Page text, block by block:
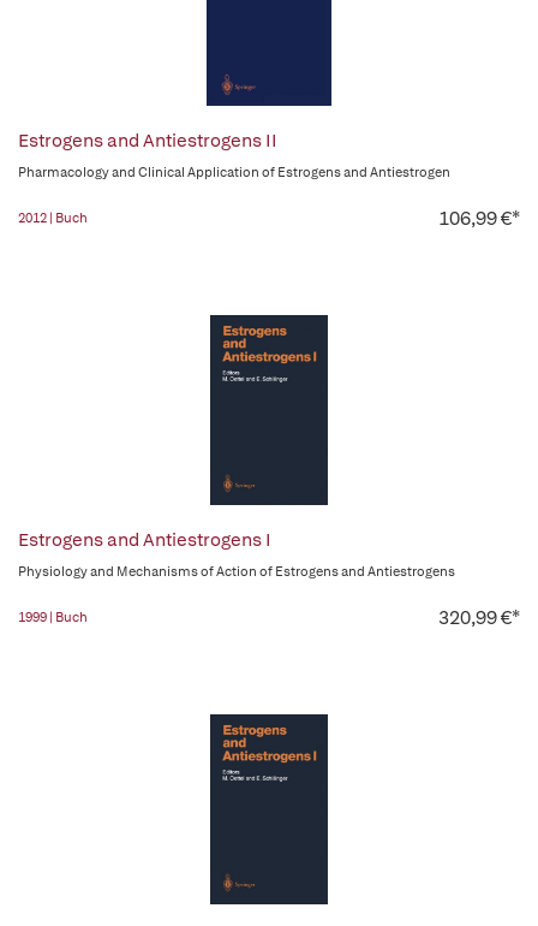
Estrogens and Antiestrogens II
Pharmacology and Clinical Application of Estrogens and Antiestrogen
2012 | Buch 106,99 €*
Estrogens and Antiestrogens I
Physiology and Mechanisms of Action of Estrogens and Antiestrogens
1999 | Buch 320,99 €*